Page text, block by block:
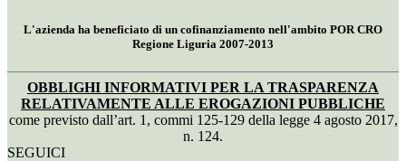
L'azienda ha beneficiato di un cofinanziamento nell'ambito POR CRO
Regione Liguria 2007-2013
OBBLIGHI INFORMATIVI PER LA TRASPARENZA
RELATIVAMENTE ALLE EROGAZIONI PUBBLICHE
come previsto dall’art. 1, commi 125-129 della legge 4 agosto 2017,
n. 124.
SEGUICI